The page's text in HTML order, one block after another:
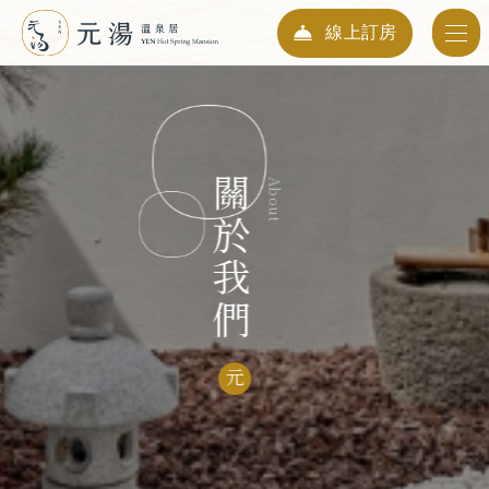
About
關於我們
元
退房日期
08
2026 Aug
人數
01
Guests
線上訂房